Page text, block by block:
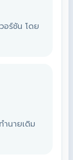
อร์ชัน โดย
ำนายเดิม